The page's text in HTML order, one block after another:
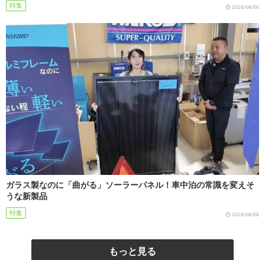
特集 2026/08/06
ガラス製なのに「曲がる」ソーラーパネル！車中泊の常識を変えそ
うな新製品
特集 2026/08/06
もっと見る